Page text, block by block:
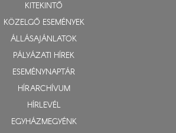
KITEKINTŐ
KÖZELGŐ ESEMÉNYEK
ÁLLÁSAJÁNLATOK
PÁLYÁZATI HÍREK
ESEMÉNYNAPTÁR
HÍRARCHÍVUM
HÍRLEVÉL
EGYHÁZMEGYÉNK